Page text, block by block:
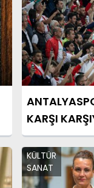
KARŞI
KÜLTÜR
SANAT